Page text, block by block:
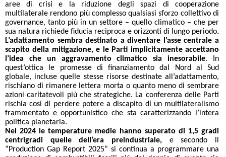
aree di crisi e la riduzione degli spazi di cooperazione
multilaterale rendono più complesso qualsiasi sforzo collettivo di
governance, tanto più in un settore – quello climatico – che per
sua natura richiede fiducia reciproca e orizzonti di lungo periodo.
L’adattamento sembra destinato a diventare l’asse centrale a
scapito della mitigazione, e le Parti implicitamente accettano
l’idea che un aggravamento climatico sia inesorabile. In
quest’ottica le promesse di finanziamento dal Nord al Sud
globale, incluse quelle stesse risorse destinate all’adattamento,
rischiano di rimanere lettera morta o quanto meno di sembrare
azioni caritatevoli più che strategiche. La conferenza delle Parti
rischia così di perdere potere a discapito di un multilateralismo
frammentato e opportunistico che sta caratterizzando l’intera
politica planetaria.
Nel 2024 le temperature medie hanno superato di 1,5 gradi
centrigradi quelle dell’era preindustriale, e secondo il
“Production Gap Report 2025” si continua a programmare una